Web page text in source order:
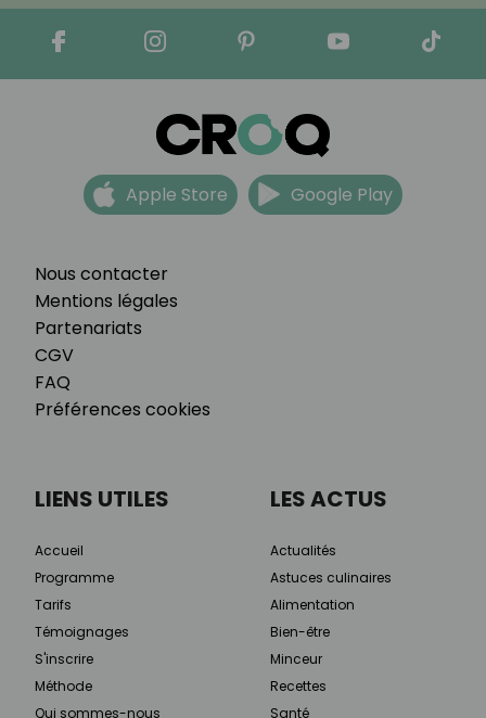
Nous contacter
Mentions légales
Partenariats
CGV
FAQ
Préférences cookies
Apple Store Google Play
LIENS UTILES
Accueil
Programme
Tarifs
Témoignages
S'inscrire
Méthode
Qui sommes-nous
LES ACTUS
Actualités
Astuces culinaires
Alimentation
Bien-être
Minceur
Recettes
Santé